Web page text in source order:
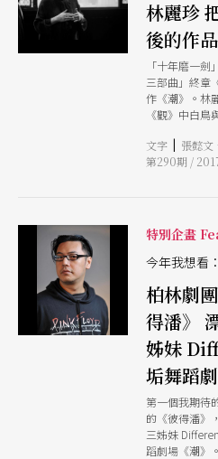
妝、拍粉、抹
吸和空間合而
意志的專注，
違八年後的
一個遺憾 《觀》白鳥與鷹族之子Samo間未盡的際
遇。林麗珍說
還是在我的身
他們的土地。
創作，從一個
林麗珍
後的作品
「十年磨一
三部曲」終章
作《潮》。林
《觀》中白
個使命，做一
就是我最後的
文字 | 張懿文
第290期 /
特別企畫
今年我想看：
柏林劇
得潘》
姊妹
垢舞蹈
第一個我期待
的《彼得潘》
三姊妹
蹈劇場《潮》。